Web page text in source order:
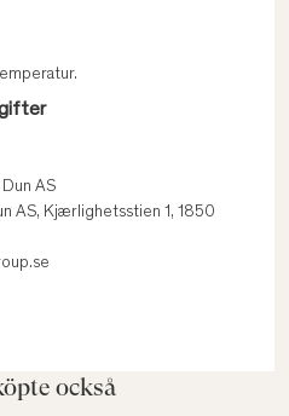
AS
AS, Kjærlighetsstien 1, 1850
också